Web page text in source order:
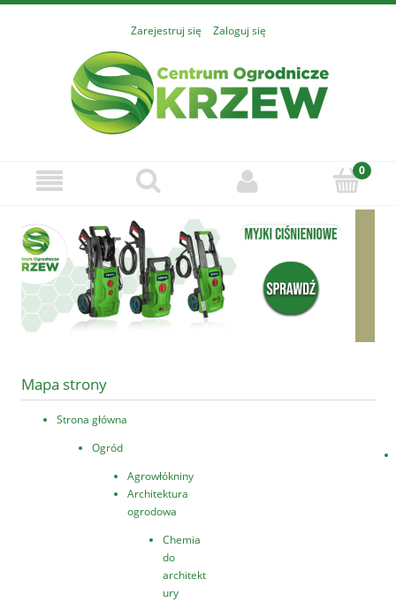
Zarejestruj się Zaloguj się
Mapa strony
Strona główna
Ogród
Agrowłókniny
Architektura
ogrodowa
Chemia
do
architekt
ury